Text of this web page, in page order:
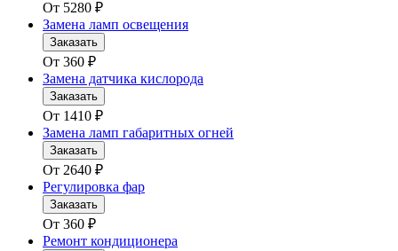
От 5280 ₽
Замена ламп освещения
Заказать
От 360 ₽
Замена датчика кислорода
Заказать
От 1410 ₽
Замена ламп габаритных огней
Заказать
От 2640 ₽
Регулировка фар
Заказать
От 360 ₽
Ремонт кондиционера